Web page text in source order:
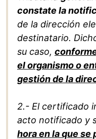
constate la
de la dirección
destinatario.
su caso,
el organismo o
gestión de la
2.- El certificado
acto notificado y
hora en la que se